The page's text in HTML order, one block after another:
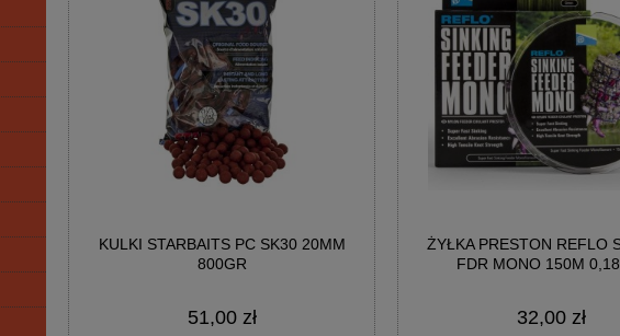
KULKI STARBAITS PC SK30 20MM
800GR
51,00 zł
ŻYŁKA PRESTON REFLO
FDR MONO 150M
32,00 zł